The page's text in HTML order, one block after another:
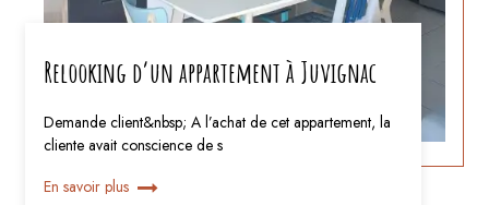
Relooking d’un appartement à Juvignac
Demande client&nbsp; A l’achat de cet appartement, la
cliente avait conscience de s
En savoir plus